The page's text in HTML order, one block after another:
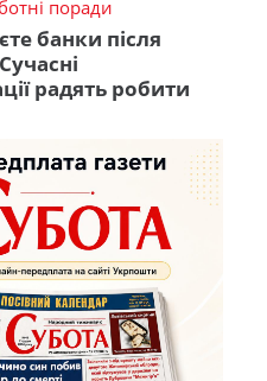
поради
банки після
радять робити